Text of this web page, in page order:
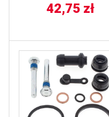
42,75 zł